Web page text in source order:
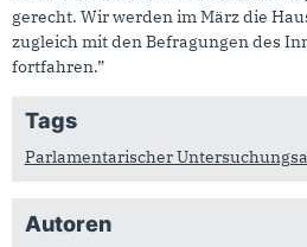
gerecht. Wir werden im März die
zugleich mit den Befragungen des
fortfahren.”
Tags
Parlamentarischer
Autoren